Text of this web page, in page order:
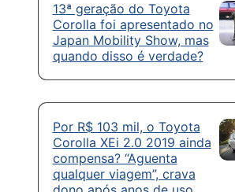
13ª geração do Toyota
Corolla foi apresentado no
Japan Mobility Show, mas
quando disso é verdade?
Por R$ 103 mil, o Toyota
Corolla XEi 2.0 2019 ainda
compensa? “Aguenta
qualquer viagem”, crava